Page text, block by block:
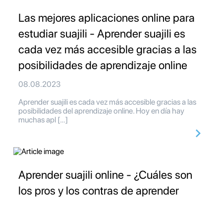
Las mejores aplicaciones online para
estudiar suajili - Aprender suajili es
cada vez más accesible gracias a las
posibilidades de aprendizaje online
08.08.2023
Aprender suajili es cada vez más accesible gracias a las
posibilidades del aprendizaje online. Hoy en día hay
muchas apl […]
Aprender suajili online - ¿Cuáles son
los pros y los contras de aprender